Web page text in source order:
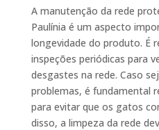
A manutenção da rede
Paulínia é um aspecto
longevidade do produto. É
inspeções periódicas para
desgastes na rede. Caso
problemas, é fundamental
para evitar que os gatos
disso, a limpeza da rede